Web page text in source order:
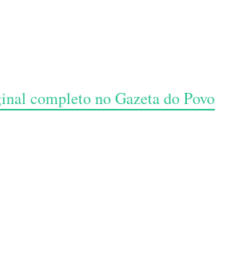
completo no Gazeta do Povo